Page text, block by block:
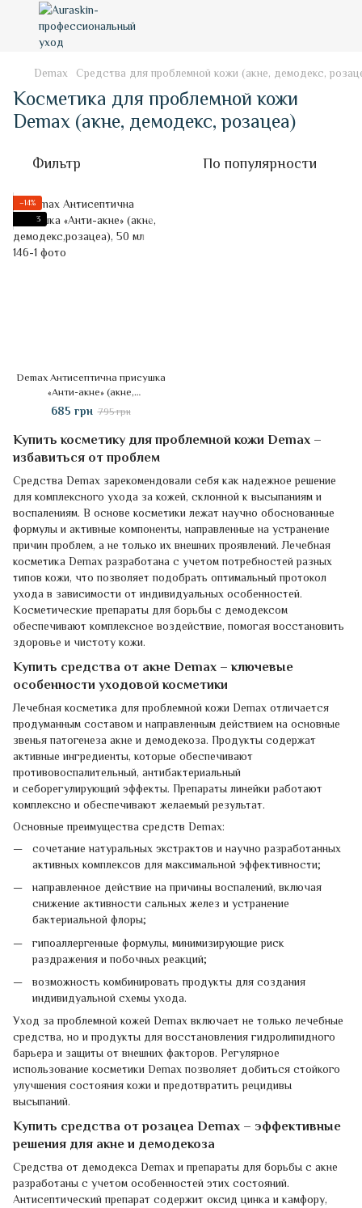
Demax Средства для проблемной кожи (акне, демодекс,
Косметика для проблемной кожи
Demax (акне, демодекс, розацеа)
Фильтр По популярности
−14%
3
Demax Антисептична присушка
«Анти-акне» (акне,
демодекс,розацеа), 50 мл
685 грн 795 грн
Купить косметику для проблемной кожи Demax –
избавиться от проблем
Средства Demax зарекомендовали себя как надежное решение
для комплексного ухода за кожей, склонной к высыпаниям и
воспалениям. В основе косметики лежат научно обоснованные
формулы и активные компоненты, направленные на устранение
причин проблем, а не только их внешних проявлений. Лечебная
косметика Demax разработана с учетом потребностей разных
типов кожи, что позволяет подобрать оптимальный протокол
ухода в зависимости от индивидуальных особенностей.
Косметические препараты для борьбы с демодексом
обеспечивают комплексное воздействие, помогая восстановить
здоровье и чистоту кожи.
Купить средства от акне Demax – ключевые
особенности уходовой косметики
Лечебная косметика для проблемной кожи Demax отличается
продуманным составом и направленным действием на основные
звенья патогенеза акне и демодекоза. Продукты содержат
активные ингредиенты, которые обеспечивают
противовоспалительный, антибактериальный
и себорегулирующий эффекты. Препараты линейки работают
комплексно и обеспечивают желаемый результат.
Основные преимущества средств Demax:
сочетание натуральных экстрактов и научно разработанных
активных комплексов для максимальной эффективности;
направленное действие на причины воспалений, включая
снижение активности сальных желез и устранение
бактериальной флоры;
гипоаллергенные формулы, минимизирующие риск
раздражения и побочных реакций;
возможность комбинировать продукты для создания
индивидуальной схемы ухода.
Уход за проблемной кожей Demax включает не только лечебные
средства, но и продукты для восстановления гидролипидного
барьера и защиты от внешних факторов. Регулярное
использование косметики Demax позволяет добиться стойкого
улучшения состояния кожи и предотвратить рецидивы
высыпаний.
Купить средства от розацеа Demax – эффективные
решения для акне и демодекоза
Средства от демодекса Demax и препараты для борьбы с акне
разработаны с учетом особенностей этих состояний.
Антисептический препарат содержит оксид цинка и камфору,